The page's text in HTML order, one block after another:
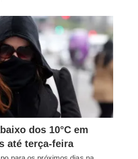
dos 10°C em
até terça-feira